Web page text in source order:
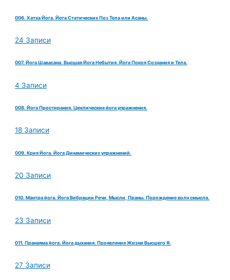
006. Хатха Йога. Йога Статических Поз Тела или Асаны.
24 Записи
007. Йога Шавасана. Высшая Йога Небытия. Йога Покоя Сознания и Тела.
4 Записи
008. Йога Простирания. Циклические йога упражнения.
18 Записи
009. Крия Йога. Йога Динамических упражнений.
20 Записи
010. Мантра йога. Йога Вибрации Речи, Мысли, Праны. Порождение волн смысла.
23 Записи
011. Пранаяма йога. Йога дыхания. Проявления Жизни Высшего Я.
27 Записи